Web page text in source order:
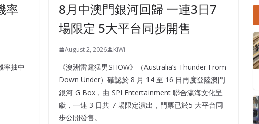
率
率抽中
8月中澳門銀河回歸 一連3日7
場限定 5大平台同步開售
August 2, 2026 KiWi
《澳洲雷霆猛男SHOW》（Australia’s Thunder From
Down Under）確認於 8 月 14 至 16 日再度登陸澳門
銀河 G Box，由 SPI Entertainment 聯合瀛海文化呈
獻，一連 3 日共 7 場限定演出，門票已於5 大平台同
步公開發售。